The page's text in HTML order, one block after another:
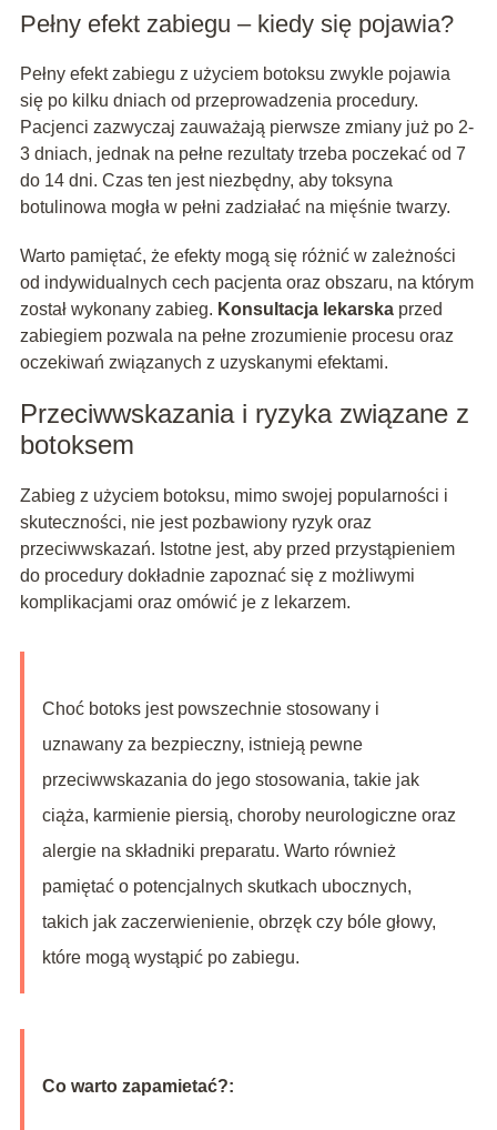
Pełny efekt zabiegu – kiedy się pojawia?
Pełny efekt zabiegu z użyciem botoksu zwykle pojawia
się po kilku dniach od przeprowadzenia procedury.
Pacjenci zazwyczaj zauważają pierwsze zmiany już po 2-
3 dniach, jednak na pełne rezultaty trzeba poczekać od 7
do 14 dni. Czas ten jest niezbędny, aby toksyna
botulinowa mogła w pełni zadziałać na mięśnie twarzy.
Warto pamiętać, że efekty mogą się różnić w zależności
od indywidualnych cech pacjenta oraz obszaru, na którym
został wykonany zabieg. Konsultacja lekarskaprzed
zabiegiem pozwala na pełne zrozumienie procesu oraz
oczekiwań związanych z uzyskanymi efektami.
Przeciwwskazania i ryzyka związane z
botoksem
Zabieg z użyciem botoksu, mimo swojej popularności i
skuteczności, nie jest pozbawiony ryzyk oraz
przeciwwskazań. Istotne jest, aby przed przystąpieniem
do procedury dokładnie zapoznać się z możliwymi
komplikacjami oraz omówić je z lekarzem.
Choć botoks jest powszechnie stosowany i
uznawany za bezpieczny, istnieją pewne
przeciwwskazania do jego stosowania, takie jak
ciąża, karmienie piersią, choroby neurologiczne oraz
alergie na składniki preparatu. Warto również
pamiętać o potencjalnych skutkach ubocznych,
takich jak zaczerwienienie, obrzęk czy bóle głowy,
które mogą wystąpić po zabiegu.
Co warto zapamietać?: